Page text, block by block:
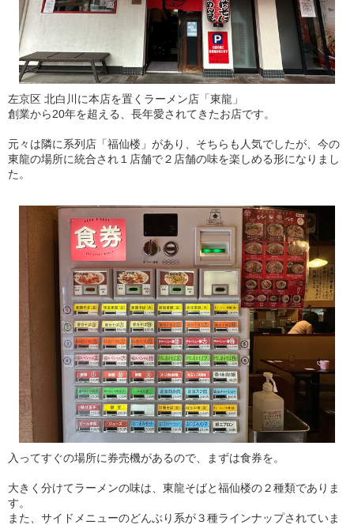
左京区 北白川に本店を置くラーメン店「東龍」
創業から20年を超える、長年愛されてきたお店です。
元々は隣に系列店「福仙楼」があり、そちらも人気でしたが、今の
東龍の場所に統合され１店舗で２店舗の味を楽しめる形になりまし
た。
入ってすぐの場所に券売機があるので、まずは食券を。
大きく分けてラーメンの味は、東龍そばと福仙楼の２種類でありま
す。
また、サイドメニューのどんぶり系が３種ラインナップされていま